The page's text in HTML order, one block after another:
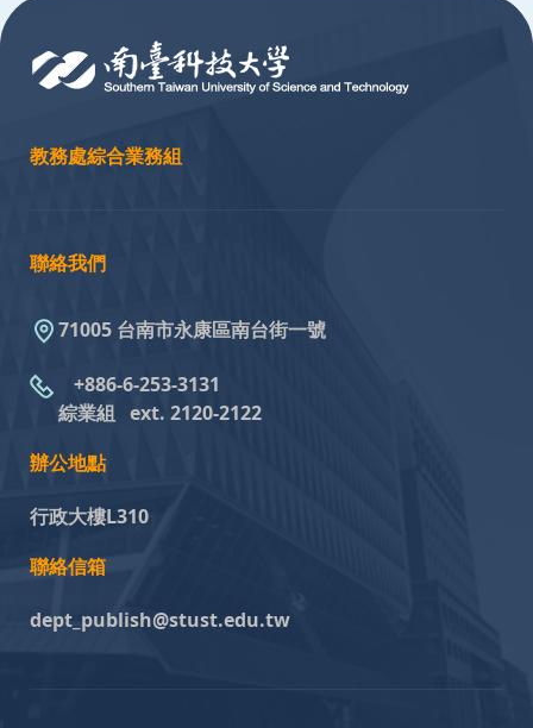
教務處綜合業務組
聯絡我們
71005 台南市永康區南台街一號
+886-6-253-3131
綜業組 ext. 2120-2122
辦公地點
行政大樓L310
聯絡信箱
dept_publish@stust.edu.tw